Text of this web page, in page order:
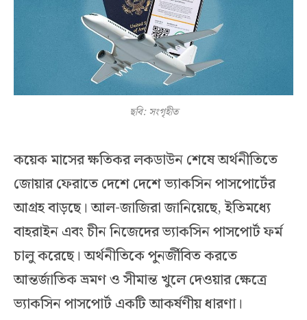
ছবি: সংগৃহীত
কয়েক মাসের ক্ষতিকর লকডাউন শেষে অর্থনীতিতে
জোয়ার ফেরাতে দেশে দেশে ভ্যাকসিন পাসপোর্টের
আগ্রহ বাড়ছে। আল-জাজিরা জানিয়েছে, ইতিমধ্যে
বাহরাইন এবং চীন নিজেদের ভ্যাকসিন পাসপোর্ট ফর্ম
চালু করেছে। অর্থনীতিকে পুনর্জীবিত করতে
আন্তর্জাতিক ভ্রমণ ও সীমান্ত খুলে দেওয়ার ক্ষেত্রে
ভ্যাকসিন পাসপোর্ট একটি আকর্ষণীয় ধারণা।